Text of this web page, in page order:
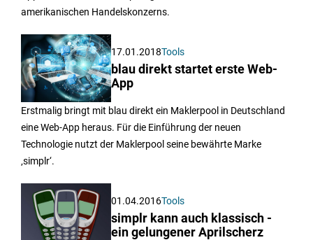
amerikanischen Handelskonzerns.
17.01.2018Tools
blau direkt startet erste Web-
App
Erstmalig bringt mit blau direkt ein Maklerpool in Deutschland
eine Web-App heraus. Für die Einführung der neuen
Technologie nutzt der Maklerpool seine bewährte Marke
‚simplr‘.
01.04.2016Tools
simplr kann auch klassisch -
ein gelungener Aprilscherz